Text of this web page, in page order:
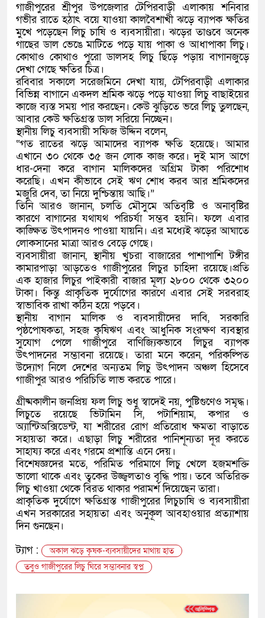
গাজীপুরের শ্রীপুর উপজেলার টেপিরবাড়ী এলাকায় শনিবার
গভীর রাতে হঠাৎ বয়ে যাওয়া কালবৈশাখী ঝড়ে ব্যাপক ক্ষতির
মুখে পড়েছেন লিচু চাষি ও ব্যবসায়ীরা। ঝড়ের তাণ্ডবে অনেক
গাছের ডাল ভেঙে মাটিতে পড়ে যায় পাকা ও আধাপাকা লিচু।
কোথাও কোথাও পুরো ডালসহ লিচু ছিঁড়ে পড়ায় বাগানজুড়ে
দেখা গেছে ক্ষতির চিত্র।
রবিবার সকালে সরেজমিনে দেখা যায়, টেপিরবাড়ী এলাকার
বিভিন্ন বাগানে একদল শ্রমিক ঝড়ে পড়ে যাওয়া লিচু বাছাইয়ের
কাজে ব্যস্ত সময় পার করছেন। কেউ ঝুড়িতে ভরে লিচু তুলছেন,
আবার কেউ ক্ষতিগ্রস্ত ডাল সরিয়ে নিচ্ছেন।
স্থানীয় লিচু ব্যবসায়ী সফিজ উদ্দিন বলেন,
“গত রাতের ঝড়ে আমাদের ব্যাপক ক্ষতি হয়েছে। আমার
এখানে ৩০ থেকে ৩৫ জন লোক কাজ করে। দুই মাস আগে
ধার-দেনা করে বাগান মালিকদের অগ্রিম টাকা পরিশোধ
করেছি। এখন কীভাবে সেই ঋণ শোধ করব আর শ্রমিকদের
মজুরি দেব, তা নিয়ে দুশ্চিন্তায় আছি।”
তিনি আরও জানান, চলতি মৌসুমে অতিবৃষ্টি ও অনাবৃষ্টির
কারণে বাগানের যথাযথ পরিচর্যা সম্ভব হয়নি। ফলে এবার
কাঙ্ক্ষিত উৎপাদনও পাওয়া যায়নি। এর মধ্যেই ঝড়ের আঘাতে
লোকসানের মাত্রা আরও বেড়ে গেছে।
ব্যবসায়ীরা জানান, স্থানীয় খুচরা বাজারের পাশাপাশি টঙ্গীর
কামারপাড়া আড়তেও গাজীপুরের লিচুর চাহিদা রয়েছে।প্রতি
এক হাজার লিচুর পাইকারী বাজার মূল্য ২৮০০ থেকে ৩২০০
টাকা। কিন্তু প্রাকৃতিক দুর্যোগের কারণে এবার সেই সরবরাহ
স্বাভাবিক রাখা কঠিন হয়ে পড়বে।
স্থানীয় বাগান মালিক ও ব্যবসায়ীদের দাবি, সরকারি
পৃষ্ঠপোষকতা, সহজ কৃষিঋণ এবং আধুনিক সংরক্ষণ ব্যবস্থার
সুযোগ পেলে গাজীপুরে বাণিজ্যিকভাবে লিচুর ব্যাপক
উৎপাদনের সম্ভাবনা রয়েছে। তারা মনে করেন, পরিকল্পিত
উদ্যোগ নিলে দেশের অন্যতম লিচু উৎপাদন অঞ্চল হিসেবে
গাজীপুর আরও পরিচিতি লাভ করতে পারে।
গ্রীষ্মকালীন জনপ্রিয় ফল লিচু শুধু স্বাদেই নয়, পুষ্টিগুণেও সমৃদ্ধ।
লিচুতে রয়েছে ভিটামিন সি, পটাশিয়াম, কপার ও
অ্যান্টিঅক্সিডেন্ট, যা শরীরের রোগ প্রতিরোধ ক্ষমতা বাড়াতে
সহায়তা করে। এছাড়া লিচু শরীরের পানিশূন্যতা দূর করতে
সাহায্য করে এবং গরমে প্রশান্তি এনে দেয়।
বিশেষজ্ঞদের মতে, পরিমিত পরিমাণে লিচু খেলে হজমশক্তি
ভালো থাকে এবং ত্বকের উজ্জ্বলতাও বৃদ্ধি পায়। তবে অতিরিক্ত
লিচু খাওয়া থেকে বিরত থাকার পরামর্শ দিয়েছেন তারা।
প্রাকৃতিক দুর্যোগে ক্ষতিগ্রস্ত গাজীপুরের লিচুচাষি ও ব্যবসায়ীরা
এখন সরকারের সহায়তা এবং অনুকূল আবহাওয়ার প্রত্যাশায়
দিন গুনছেন।
ট্যাগ :
অকাল ঝড়ে কৃষক-ব্যবসায়ীদের মাথায় হাত
তবুও গাজীপুরের লিচু ঘিরে সম্ভাবনার স্বপ্ন